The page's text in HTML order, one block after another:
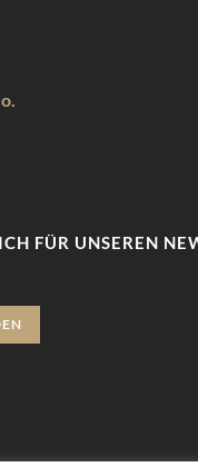
FÜR UNSEREN